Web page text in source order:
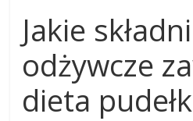
Jakie
odżywcze
dieta